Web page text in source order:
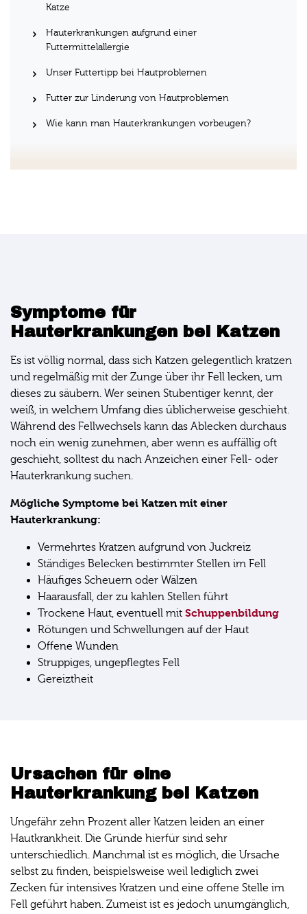
Katze
Hauterkrankungen aufgrund einer
Futtermittelallergie
Unser Futtertipp bei Hautproblemen
Futter zur Linderung von Hautproblemen
Wie kann man Hauterkrankungen vorbeugen?
Symptome für
Hauterkrankungen bei Katzen
Es ist völlig normal, dass sich Katzen gelegentlich kratzen
und regelmäßig mit der Zunge über ihr Fell lecken, um
dieses zu säubern. Wer seinen Stubentiger kennt, der
weiß, in welchem Umfang dies üblicherweise geschieht.
Während des Fellwechsels kann das Ablecken durchaus
noch ein wenig zunehmen, aber wenn es auffällig oft
geschieht, solltest du nach Anzeichen einer Fell- oder
Hauterkrankung suchen.
Mögliche Symptome bei Katzen mit einer
Hauterkrankung:
Vermehrtes Kratzen aufgrund von Juckreiz
Ständiges Belecken bestimmter Stellen im Fell
Häufiges Scheuern oder Wälzen
Haarausfall, der zu kahlen Stellen führt
Trockene Haut, eventuell mit Schuppenbildung
Rötungen und Schwellungen auf der Haut
Offene Wunden
Struppiges, ungepflegtes Fell
Gereiztheit
Ursachen für eine
Hauterkrankung bei Katzen
Ungefähr zehn Prozent aller Katzen leiden an einer
Hautkrankheit. Die Gründe hierfür sind sehr
unterschiedlich. Manchmal ist es möglich, die Ursache
selbst zu finden, beispielsweise weil lediglich zwei
Zecken für intensives Kratzen und eine offene Stelle im
Fell geführt haben. Zumeist ist es jedoch unumgänglich,